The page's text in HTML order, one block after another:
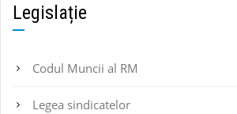
Legislație
Codul Muncii al RM
Legea sindicatelor